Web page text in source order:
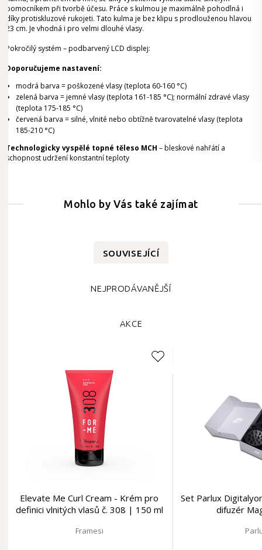
pomocníkem při tvorbě účesu. Práce s kulmou je maximálně pohodlná i
díky protiskluzové rukojeti. Tato kulma je bez klipu s prodlouženou hlavou
23 cm. Je vhodná i pro velmi dlouhé vlasy.
Pokročilý systém – podbarvený LCD displej:
Doporučujeme nastavení:
modrá barva = poškozené vlasy (teplota 60-160 °C)
zelená barva = jemné vlasy (teplota 161-185 °C); normální zdravé vlasy
(teplota 175-185 °C)
červená barva = silné, vlnité nebo obtížně tvarovatelné vlasy (teplota
185-210 °C)
Technologicky vyspělé topné těleso MCH – bleskové nahřátí a
schopnost udržení konstantní teploty
Mohlo by Vás také zajímat
SOUVISEJÍCÍ
NEJPRODÁVANĚJŠÍ
AKCE
Elevate Me Curl Cream - Krém pro
definici vlnitých vlasů č. 308 | 150 ml
Framesi
Set Parlux
difuzér